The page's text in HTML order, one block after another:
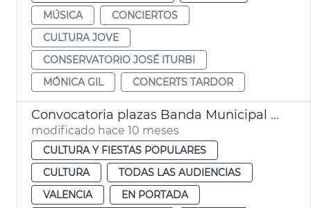
MÚSICA
CONCIERTOS
CULTURA JOVE
CONSERVATORIO JOSÉ ITURBI
MÓNICA GIL
CONCERTS TARDOR
Convocatoria plazas Banda Municipal y Conservatorio Iturbi València
modificado hace 10 meses
CULTURA Y FIESTAS POPULARES
CULTURA
TODAS LAS AUDIENCIAS
VALENCIA
EN PORTADA